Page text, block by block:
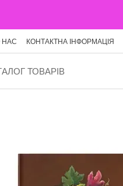
НАС КОНТАКТНА ІНФОРМАЦІЯ
ЧАСТИНАМИ
БЛОГ
ТОВАРІВ